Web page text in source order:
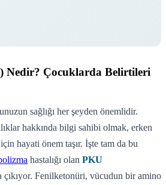
) Nedir? Çocuklarda Belirtileri
sağlığı her şeyden önemlidir.
hakkında bilgi sahibi olmak, erken
hayati önem taşır. İşte tam da bu
hastalığı olan PKU
çıkıyor. Fenilketonüri, vücudun bir amino